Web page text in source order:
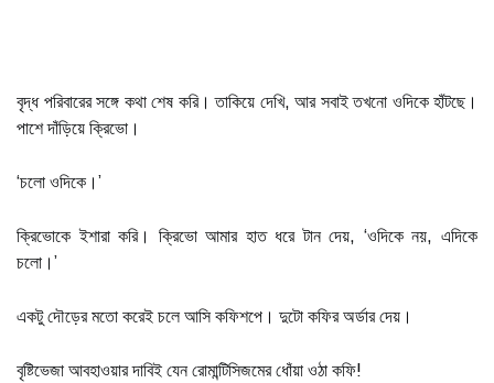
বৃদ্ধ পরিবারের সঙ্গে কথা শেষ করি। তাকিয়ে দেখি, আর সবাই তখনো ওদিকে হাঁটছে।
পাশে দাঁড়িয়ে ক্রিভো।
‘চলো ওদিকে।’
ক্রিভোকে ইশারা করি। ক্রিভো আমার হাত ধরে টান দেয়, ‘ওদিকে নয়, এদিকে
চলো।’
একটু দৌড়ের মতো করেই চলে আসি কফিশপে। দুটো কফির অর্ডার দেয়।
বৃষ্টিভেজা আবহাওয়ার দাবিই যেন রোমান্টিসিজমের ধোঁয়া ওঠা কফি!